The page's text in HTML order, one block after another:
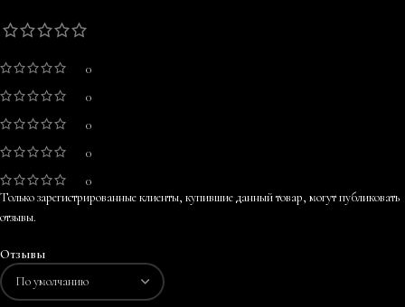
0
0
0
0
0
Отзывы
Только зарегистрированные клиенты, купившие данный товар, могут публиковать
отзывы.